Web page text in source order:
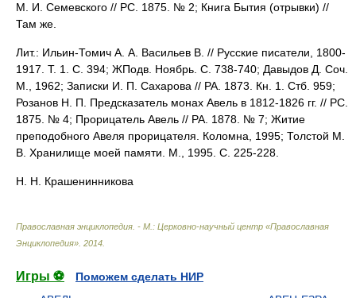
М. И. Семевского // РС. 1875. № 2; Книга Бытия (отрывки) //
Там же.
Лит.: Ильин-Томич А. А. Васильев В. // Русские писатели, 1800-
1917. Т. 1. С. 394; ЖПодв. Ноябрь. С. 738-740; Давыдов Д. Соч.
М., 1962; Записки И. П. Сахарова // РА. 1873. Кн. 1. Стб. 959;
Розанов Н. П. Предсказатель монах Авель в 1812-1826 гг. // РС.
1875. № 4; Прорицатель Авель // РА. 1878. № 7; Житие
преподобного Авеля прорицателя. Коломна, 1995; Толстой М.
В. Хранилище моей памяти. М., 1995. С. 225-228.
Н. Н. Крашенинникова
Православная энциклопедия. - М.: Церковно-научный центр «Православная
Энциклопедия» 2014
Игры ⚽
Поможем сделать НИР